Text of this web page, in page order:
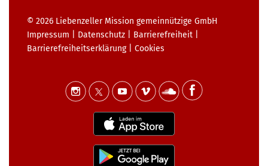
© 2026 Liebenzeller Mission gemeinnützige GmbH
Impressum
Datenschutz Barrierefreiheit
Barrierefreiheits­erklärung| Cookies